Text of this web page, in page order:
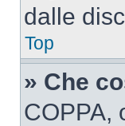
dalle
Top
» Che
COPPA,